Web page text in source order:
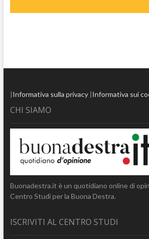
|Informativa sulla privacy|Informativa sui
CHI SIAMO
Buonadestra.it è un quotidiano online di
Centro Studi per la Buona Destra.
ISCRIVITI AL CENTRO STUDI